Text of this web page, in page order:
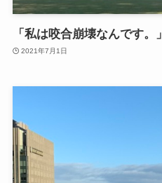
「私は咬合崩壊なんです。」
2021年7月1日